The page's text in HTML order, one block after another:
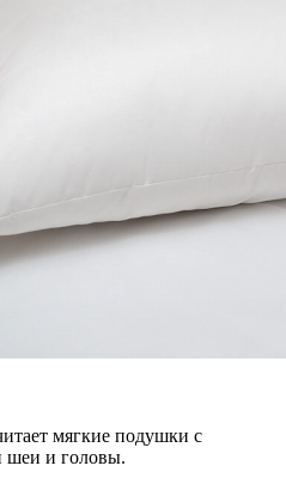
мягкие подушки c
шеи и головы.